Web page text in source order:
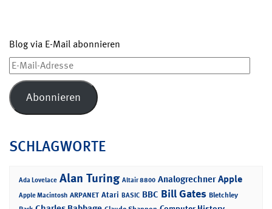
Blog via E-Mail abonnieren
E-
Mail-
Adresse
Abonnieren
SCHLAGWORTE
Ada Lovelace Alan Turing Altair 8800 Analogrechner Apple
Apple Macintosh ARPANET Atari BASIC BBC Bill Gates Bletchley